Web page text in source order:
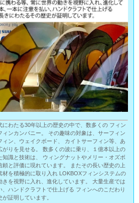
にわたる30年以上の歴史の中で、数多くの フィン
ンカンパニー。 その趣味の対象は、サーフィン
ン、ウェイクボード、 カイトサーフィン等、あ
がりを見せる。 数多くの波に乗り、１億本以上の
知識と技術は、 ウィングナットやメリー・オズボ
と評価に現れています。 またその長い歴史の上
材を積極的に取り入れ LOKBOXフィンシステムの
を視野に入れ、進化しています。 大量生産では
ハンドクラフトで仕上げる フィンへのこだわり
証明しています。